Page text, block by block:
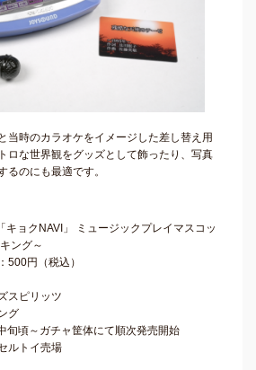
当時のカラオケをイメージした差し替え用
ロな世界観をグッズとして飾ったり、写真
るのにも最適です。
キョクNAVI」 ミュージックプレイマスコッ
ング～
500円（税込）
スピリッツ
グ
旬頃～ガチャ筐体にて順次発売開始
ルトイ売場